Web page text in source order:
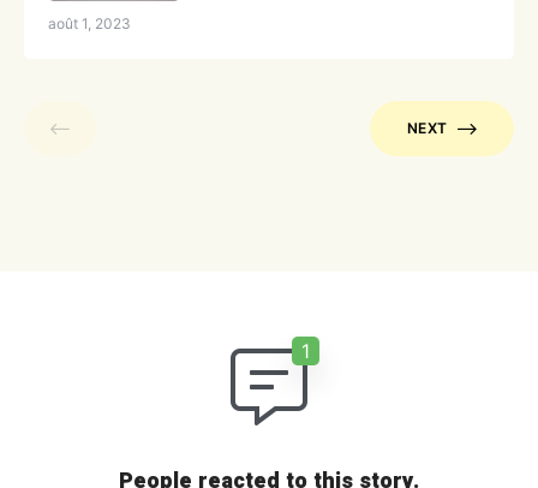
accompagnant des enfants de 6 à
12 ans. Elle contient tout le
nécessaire pour découvrir le
août 1, 2023
NEXT
People reacted to this story.